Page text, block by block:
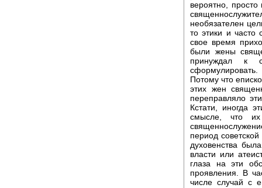
вероятно,
необязателен
то этики и часто
свое время
были жены
принуждал к
Потому что
этих жен
переправляло
Кстати, иногда
смысле, что
период
духовенства
власти или
глаза на эти
проявления. В
числе случай с